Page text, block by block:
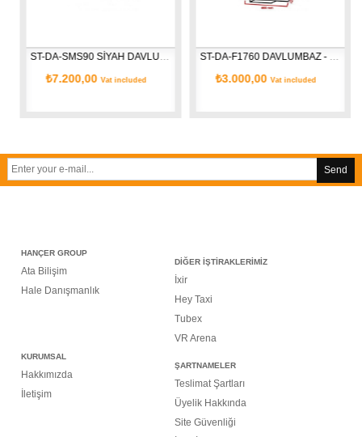
ST-DA-SMS90 SİYAH DAVLUMBAZ
₺7.200,00Vat included
ST-DA-F1760 DAVLUMBAZ - SİYAH
₺3.000,00Vat included
Send
HANÇER GROUP
Ata Bilişim
Hale Danışmanlık
DİĞER İŞTİRAKLERİMİZ
İxir
Hey Taxi
Tubex
VR Arena
KURUMSAL
Hakkımızda
İletişim
ŞARTNAMELER
Teslimat Şartları
Üyelik Hakkında
Site Güvenliği